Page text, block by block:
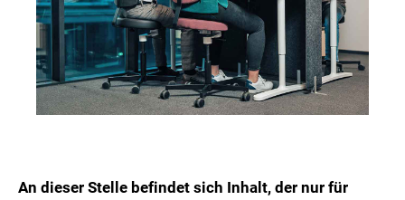
An dieser Stelle befindet sich Inhalt, der nur für